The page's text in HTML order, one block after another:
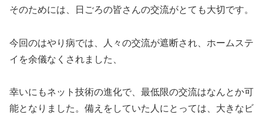
そのためには、日ごろの皆さんの交流がとても大切です。
今回のはやり病では、人々の交流が遮断され、ホームステ
イを余儀なくされました、
幸いにもネット技術の進化で、最低限の交流はなんとか可
能となりました。備えをしていた人にとっては、大きなビ